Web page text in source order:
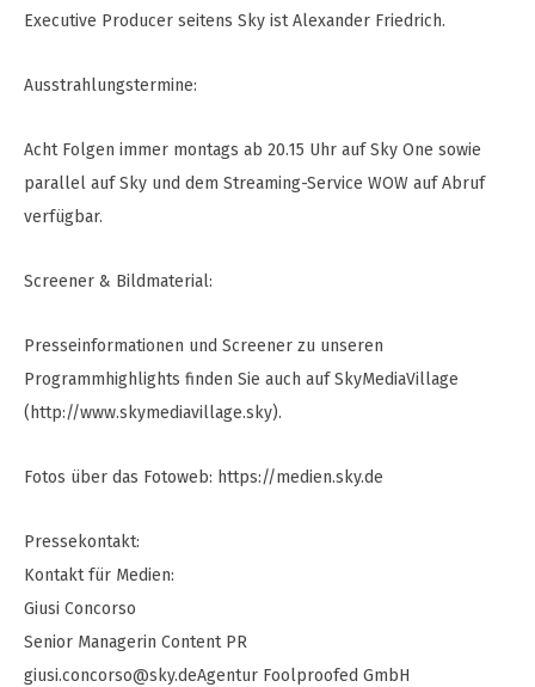
Executive Producer seitens Sky ist Alexander Friedrich.
Ausstrahlungstermine:
Acht Folgen immer montags ab 20.15 Uhr auf Sky One sowie
parallel auf Sky und dem Streaming-Service WOW auf Abruf
verfügbar.
Screener & Bildmaterial:
Presseinformationen und Screener zu unseren
Programmhighlights finden Sie auch auf SkyMediaVillage
(http://www.skymediavillage.sky).
Fotos über das Fotoweb: https://medien.sky.de
Pressekontakt:
Kontakt für Medien:
Giusi Concorso
Senior Managerin Content PR
giusi.concorso@sky.deAgentur Foolproofed GmbH